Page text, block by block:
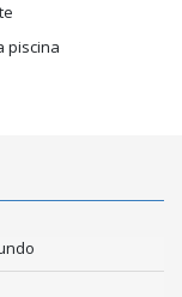
piscina